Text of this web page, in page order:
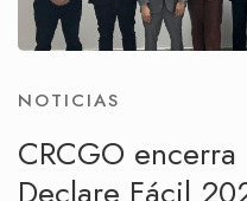
NOTICIAS
CRCGO